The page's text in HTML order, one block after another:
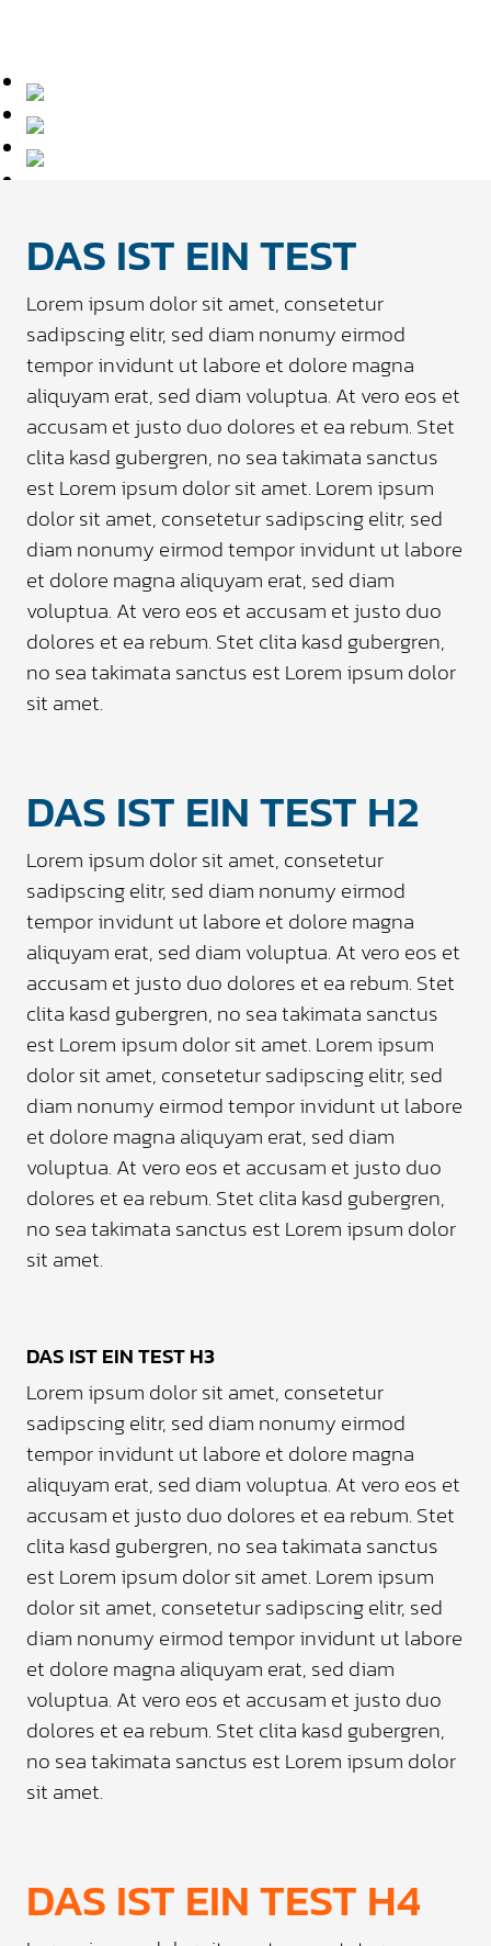
DAS IST EIN TEST
Lorem ipsum dolor sit amet, consetetur
sadipscing elitr, sed diam nonumy eirmod
tempor invidunt ut labore et dolore magna
aliquyam erat, sed diam voluptua. At vero eos et
accusam et justo duo dolores et ea rebum. Stet
clita kasd gubergren, no sea takimata sanctus
est Lorem ipsum dolor sit amet. Lorem ipsum
dolor sit amet, consetetur sadipscing elitr, sed
diam nonumy eirmod tempor invidunt ut labore
et dolore magna aliquyam erat, sed diam
voluptua. At vero eos et accusam et justo duo
dolores et ea rebum. Stet clita kasd gubergren,
no sea takimata sanctus est Lorem ipsum dolor
sit amet.
DAS IST EIN TEST H2
Lorem ipsum dolor sit amet, consetetur
sadipscing elitr, sed diam nonumy eirmod
tempor invidunt ut labore et dolore magna
aliquyam erat, sed diam voluptua. At vero eos et
accusam et justo duo dolores et ea rebum. Stet
clita kasd gubergren, no sea takimata sanctus
est Lorem ipsum dolor sit amet. Lorem ipsum
dolor sit amet, consetetur sadipscing elitr, sed
diam nonumy eirmod tempor invidunt ut labore
et dolore magna aliquyam erat, sed diam
voluptua. At vero eos et accusam et justo duo
dolores et ea rebum. Stet clita kasd gubergren,
no sea takimata sanctus est Lorem ipsum dolor
sit amet.
DAS IST EIN TEST H3
Lorem ipsum dolor sit amet, consetetur
sadipscing elitr, sed diam nonumy eirmod
tempor invidunt ut labore et dolore magna
aliquyam erat, sed diam voluptua. At vero eos et
accusam et justo duo dolores et ea rebum. Stet
clita kasd gubergren, no sea takimata sanctus
est Lorem ipsum dolor sit amet. Lorem ipsum
dolor sit amet, consetetur sadipscing elitr, sed
diam nonumy eirmod tempor invidunt ut labore
et dolore magna aliquyam erat, sed diam
voluptua. At vero eos et accusam et justo duo
dolores et ea rebum. Stet clita kasd gubergren,
no sea takimata sanctus est Lorem ipsum dolor
sit amet.
DAS IST EIN TEST H4